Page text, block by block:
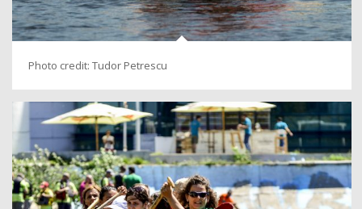
Photo credit: Tudor Petrescu